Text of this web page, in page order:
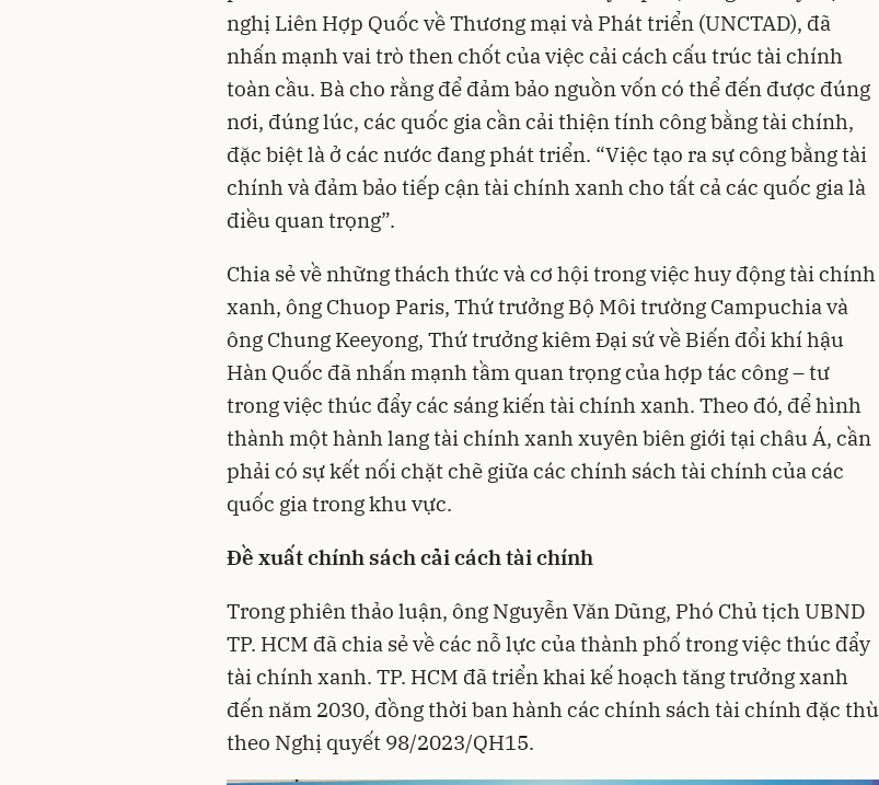
nghị Liên Hợp Quốc về Thương mại và Phát triển (UNCTAD), đã
nhấn mạnh vai trò then chốt của việc cải cách cấu trúc tài chính
toàn cầu. Bà cho rằng để đảm bảo nguồn vốn có thể đến được đúng
nơi, đúng lúc, các quốc gia cần cải thiện tính công bằng tài chính,
đặc biệt là ở các nước đang phát triển. “Việc tạo ra sự công bằng tài
chính và đảm bảo tiếp cận tài chính xanh cho tất cả các quốc gia là
điều quan trọng”.
Chia sẻ về những thách thức và cơ hội trong việc huy động tài chính
xanh, ông Chuop Paris, Thứ trưởng Bộ Môi trường Campuchia và
ông Chung Keeyong, Thứ trưởng kiêm Đại sứ về Biến đổi khí hậu
Hàn Quốc đã nhấn mạnh tầm quan trọng của hợp tác công – tư
trong việc thúc đẩy các sáng kiến tài chính xanh. Theo đó, để hình
thành một hành lang tài chính xanh xuyên biên giới tại châu Á, cần
phải có sự kết nối chặt chẽ giữa các chính sách tài chính của các
quốc gia trong khu vực.
Đề xuất chính sách cải cách tài chính
Trong phiên thảo luận, ông Nguyễn Văn Dũng, Phó Chủ tịch UBND
TP. HCM đã chia sẻ về các nỗ lực của thành phố trong việc thúc đẩy
tài chính xanh. TP. HCM đã triển khai kế hoạch tăng trưởng xanh
đến năm 2030, đồng thời ban hành các chính sách tài chính đặc thù
theo Nghị quyết 98/2023/QH15.